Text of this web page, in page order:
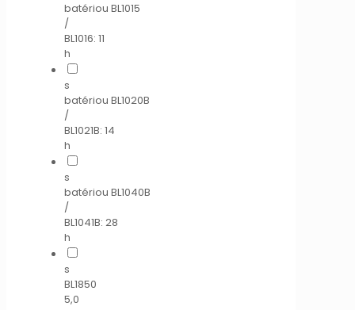
batériou BL1015
/
BL1016: 11
h
s
batériou BL1020B
/
BL1021B: 14
h
s
batériou BL1040B
/
BL1041B: 28
h
s
BL1850
5,0